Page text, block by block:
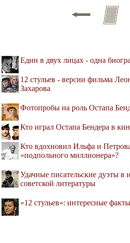
Един в двух лицах - одна
12 стульев - версии фильма
Захарова
Фотопробы на роль Остапа
Кто играл Остапа Бендера в
Кто вдохновил Ильфа и
«подпольного миллионера»?
Удачные писательские дуэты в
советской литературы
«12 стульев»: интересные